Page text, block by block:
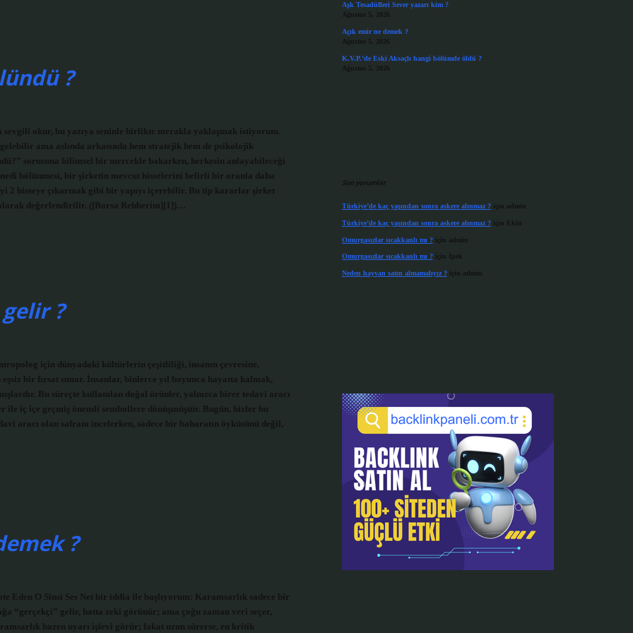
?
okur, bu yazıya seninle birlikte merakla yaklaşmak istiyorum.
ama aslın­da arkasında hem stratejik hem de psikolojik
sorusuna bilimsel bir mercekle bakarken, herkesin anlayabileceği
bölünmesi, bir şirketin mevcut hisselerini belirli bir oranla daha
2 hisseye çıkarmak gibi bir yapıyı içerebilir. Bu tip kararlar şirket
değerlendirilir. ([Borsa Rehberim][1])…
?
için dünyadaki kültürlerin çeşitliliği, insanın çevresine,
bir fırsat sunar. İnsanlar, binlerce yıl boyunca hayatta kalmak,
Bu süreçte kullanılan doğal ürünler, yalnızca birer tedavi aracı
iç içe geçmiş önemli sembollere dönüşmüştür. Bugün, bizler bu
aracı olan safranı incelerken, sadece bir baharatın öyküsünü değil,
?
Eden O Sinsi Ses Net bir iddia ile başlıyorum: Karamsarlık sadece bir
“gerçekçi” gelir, hatta zeki görünür; ama çoğu zaman veri seçer,
bazen uyarı işlevi görür; fakat uzun sürerse, en kritik
Aşk Tesadüfleri Sever yazarı kim ?
Ağustos 5, 2026
Açık emir ne demek ?
Ağustos 5, 2026
K.V.P.’de Eski Aksaçlı hangi bölümde öldü ?
Ağustos 5, 2026
Son yorumlar
Türkiye’de kaç yaşından sonra askere alınmaz ?için admin
Türkiye’de kaç yaşından sonra askere alınmaz ?için Ekin
Omurgasızlar sıcakkanlı mı ?için admin
Omurgasızlar sıcakkanlı mı ?için İpek
Neden hayvan satın almamalıyız ?için admin